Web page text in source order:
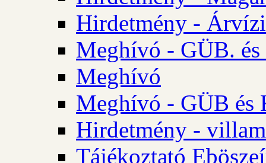
Hirdetmény -
Meghívó - GÜB.
Meghívó
Meghívó - GÜB és
Hirdetmény -
Tájékoztató